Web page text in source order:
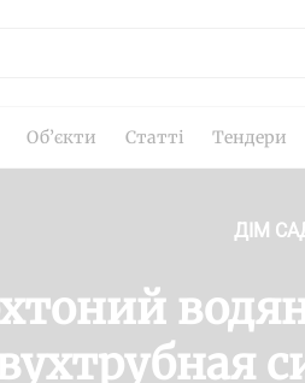
Об’єкти Статті Тендери
ДІМ